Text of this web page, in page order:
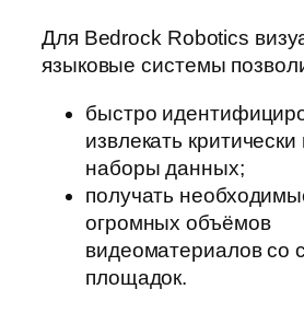
Для Bedrock Robotics
языковые системы
быстро
извлекать
наборы данных;
получать
огромных объёмов
видеоматериалов со
площадок.